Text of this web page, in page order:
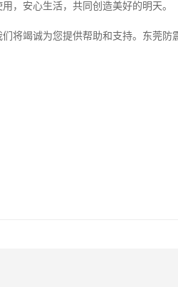
，安心生活，共同创造美好的明天。
将竭诚为您提供帮助和支持。东莞防